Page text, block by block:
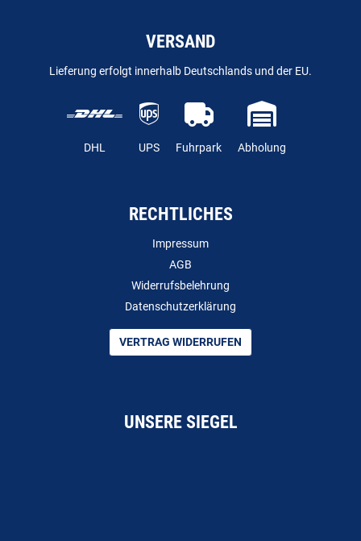
VERSAND
Lieferung erfolgt innerhalb Deutschlands und der EU.
DHL UPS Fuhrpark Abholung
RECHTLICHES
Impressum
AGB
Widerrufsbelehrung
Datenschutzerklärung
VERTRAG WIDERRUFEN
UNSERE SIEGEL